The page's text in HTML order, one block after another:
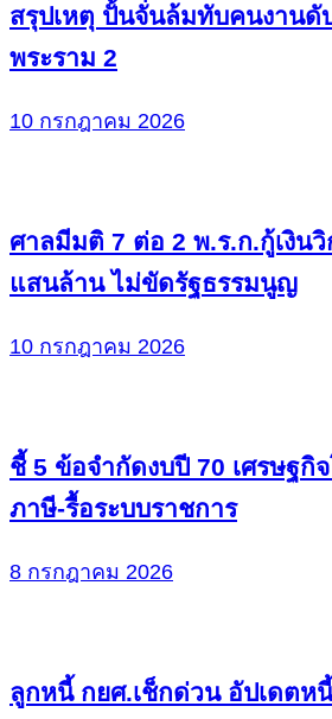
สรุปเหตุ ปั้นจั่นล้มทับคนงานดั
พระราม 2
10 กรกฎาคม 2026
ศาลมีมติ 7 ต่อ 2 พ.ร.ก.กู้เงิน
แสนล้าน ไม่ขัดรัฐธรรมนูญ
10 กรกฎาคม 2026
ชี้ 5 ข้อจำกัดงบปี 70 เศรษฐกิ
ภาษี-รื้อระบบราชการ
8 กรกฎาคม 2026
ลูกหนี้ กยศ.เช็กด่วน อัปเดตห